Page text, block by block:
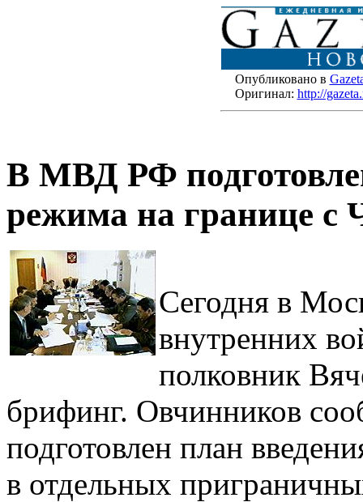
Опубликовано в
Оригинал: http://
В МВД РФ
режима на границе с
Сегодня в
внутренних
полковник
брифинг. Овчинников
подготовлен план
в отдельных